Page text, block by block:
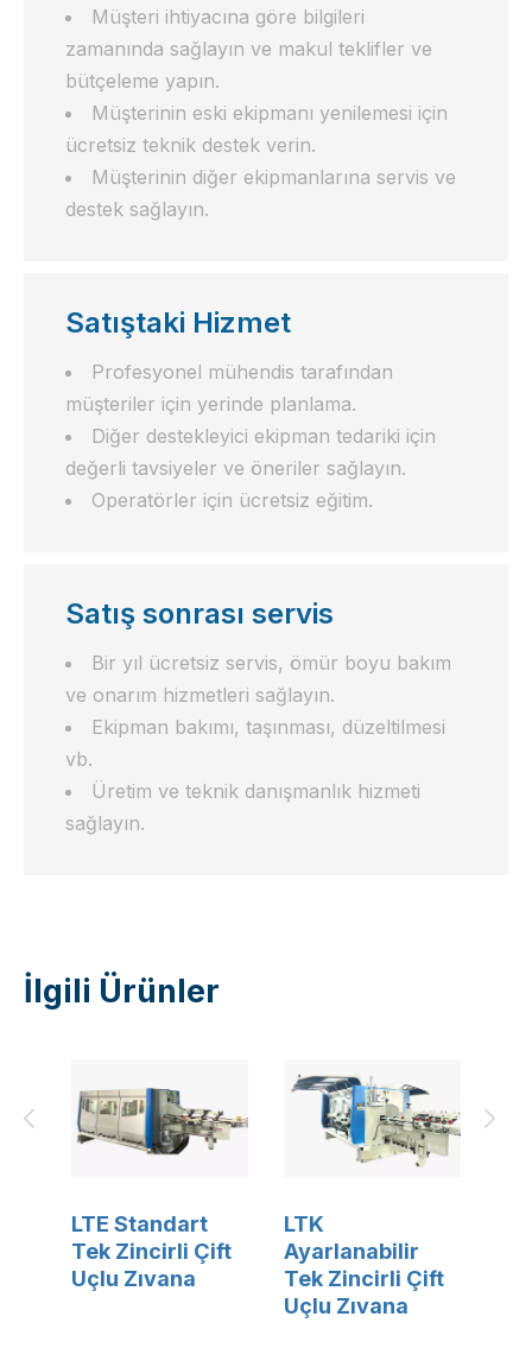
Müşteri ihtiyacına göre bilgileri
zamanında sağlayın ve makul teklifler ve
bütçeleme yapın.
Müşterinin eski ekipmanı yenilemesi için
ücretsiz teknik destek verin.
Müşterinin diğer ekipmanlarına servis ve
destek sağlayın.
Satıştaki Hizmet
Profesyonel mühendis tarafından
müşteriler için yerinde planlama.
Diğer destekleyici ekipman tedariki için
değerli tavsiyeler ve öneriler sağlayın.
Operatörler için ücretsiz eğitim.
Satış sonrası servis
Bir yıl ücretsiz servis, ömür boyu bakım
ve onarım hizmetleri sağlayın.
Ekipman bakımı, taşınması, düzeltilmesi
vb.
Üretim ve teknik danışmanlık hizmeti
sağlayın.
İlgili Ürünler
Çift
LTK
Ayarlanabilir
Tek Zincirli Çift
Zincirli Çift Uçlu
Zıvana